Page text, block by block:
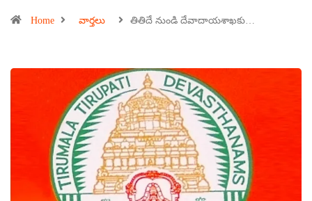
Home వార్తలు తితిదే నుండి దేవాదాయశాఖకు…